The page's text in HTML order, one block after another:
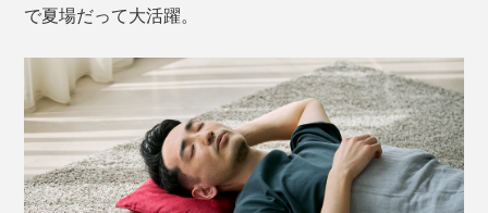
で夏場だって大活躍。